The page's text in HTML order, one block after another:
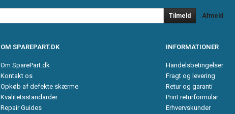
Tilmeld Afmeld
OM SPAREPART.DK
Om SparePart.dk
Kontakt os
Opkøb af defekte skærme
Kvalitetsstandarder
Repair Guides
INFORMATIONER
Handelsbetingelser
Fragt og levering
Retur og garanti
Print returformular
Erhvervskunder